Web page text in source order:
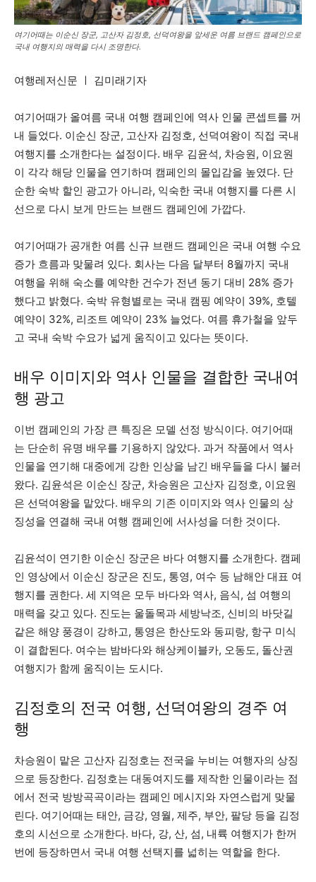
여기어때는 이순신 장군, 고산자 김정호, 선덕여왕을 앞세운 여름 브랜드 캠페인으로
국내 여행지의 매력을 다시 조명한다.
여행레저신문 ㅣ 김미래기자
여기어때가 올여름 국내 여행 캠페인에 역사 인물 콘셉트를 꺼
내 들었다. 이순신 장군, 고산자 김정호, 선덕여왕이 직접 국내
여행지를 소개한다는 설정이다. 배우 김윤석, 차승원, 이요원
이 각각 해당 인물을 연기하며 캠페인의 몰입감을 높였다. 단
순한 숙박 할인 광고가 아니라, 익숙한 국내 여행지를 다른 시
선으로 다시 보게 만드는 브랜드 캠페인에 가깝다.
여기어때가 공개한 여름 신규 브랜드 캠페인은 국내 여행 수요
증가 흐름과 맞물려 있다. 회사는 다음 달부터 8월까지 국내
여행을 위해 숙소를 예약한 건수가 전년 동기 대비 28% 증가
했다고 밝혔다. 숙박 유형별로는 국내 캠핑 예약이 39%, 호텔
예약이 32%, 리조트 예약이 23% 늘었다. 여름 휴가철을 앞두
고 국내 숙박 수요가 넓게 움직이고 있다는 뜻이다.
배우 이미지와 역사 인물을 결합한 국내여
행 광고
이번 캠페인의 가장 큰 특징은 모델 선정 방식이다. 여기어때
는 단순히 유명 배우를 기용하지 않았다. 과거 작품에서 역사
인물을 연기해 대중에게 강한 인상을 남긴 배우들을 다시 불러
왔다. 김윤석은 이순신 장군, 차승원은 고산자 김정호, 이요원
은 선덕여왕을 맡았다. 배우의 기존 이미지와 역사 인물의 상
징성을 연결해 국내 여행 캠페인에 서사성을 더한 것이다.
김윤석이 연기한 이순신 장군은 바다 여행지를 소개한다. 캠페
인 영상에서 이순신 장군은 진도, 통영, 여수 등 남해안 대표 여
행지를 권한다. 세 지역은 모두 바다와 역사, 음식, 섬 여행의
매력을 갖고 있다. 진도는 울돌목과 세방낙조, 신비의 바닷길
같은 해양 풍경이 강하고, 통영은 한산도와 동피랑, 항구 미식
이 결합된다. 여수는 밤바다와 해상케이블카, 오동도, 돌산권
여행지가 함께 움직이는 도시다.
김정호의 전국 여행, 선덕여왕의 경주 여
행
차승원이 맡은 고산자 김정호는 전국을 누비는 여행자의 상징
으로 등장한다. 김정호는 대동여지도를 제작한 인물이라는 점
에서 전국 방방곡곡이라는 캠페인 메시지와 자연스럽게 맞물
린다. 여기어때는 태안, 금강, 영월, 제주, 부안, 팔당 등을 김정
호의 시선으로 소개한다. 바다, 강, 산, 섬, 내륙 여행지가 한꺼
번에 등장하면서 국내 여행 선택지를 넓히는 역할을 한다.